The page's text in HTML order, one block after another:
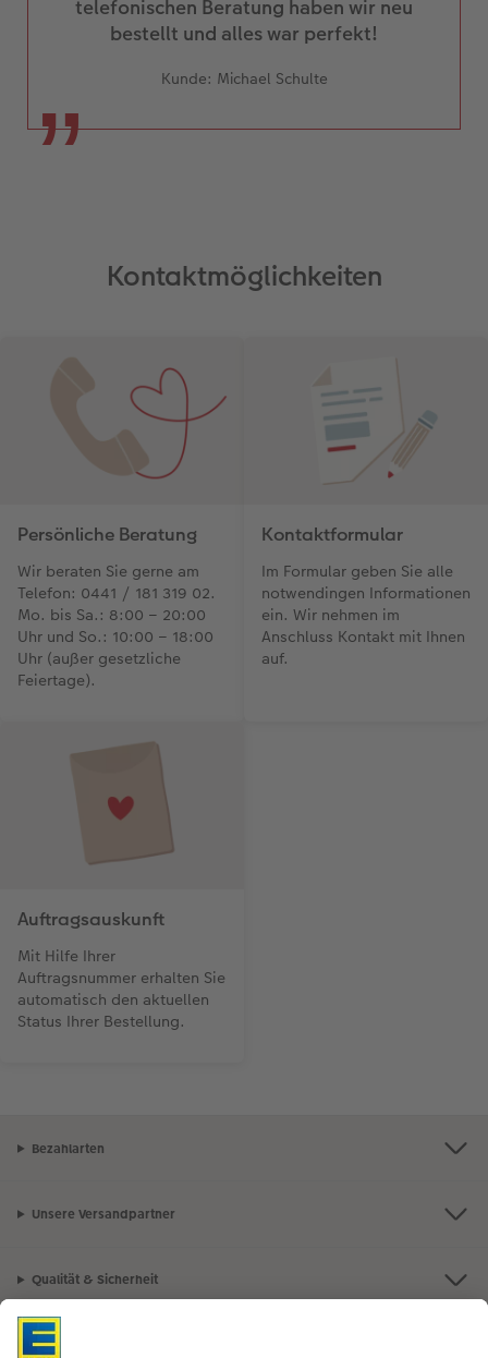
telefonischen Beratung haben wir neu
bestellt und alles war perfekt!
Kunde: Michael Schulte
Kontaktmöglichkeiten
Persönliche Beratung
Wir beraten Sie gerne am
Telefon: 0441 / 181 319 02.
Mo. bis Sa.: 8:00 – 20:00
Uhr und So.: 10:00 – 18:00
Uhr (außer gesetzliche
Feiertage).
Kontaktformular
Im Formular geben Sie alle
notwendingen Informationen
ein. Wir nehmen im
Anschluss Kontakt mit Ihnen
auf.
Auftragsauskunft
Mit Hilfe Ihrer
Auftragsnummer erhalten Sie
automatisch den aktuellen
Status Ihrer Bestellung.
Bezahlarten
Unsere Versandpartner
Qualität & Sicherheit
Nachhaltigkeit bei CEWE